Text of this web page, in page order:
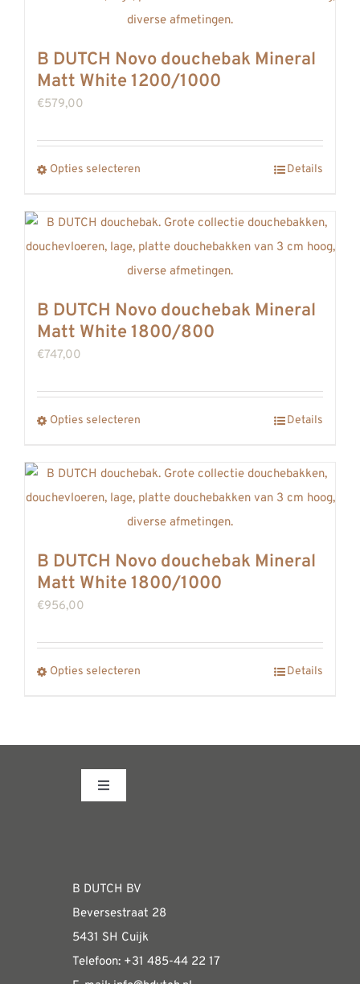
variaties.
optie
kan
B DUTCH Novo douchebak Mineral
Matt White 1200/1000
€579,00
Opties selecteren
heeft
meerdere
variaties.
optie
kan
Details
B DUTCH Novo douchebak Mineral
Matt White 1800/800
€747,00
Opties selecteren
heeft
meerdere
variaties.
optie
kan
Details
B DUTCH Novo douchebak Mineral
Matt White 1800/1000
€956,00
Opties selecteren
meerdere
worden
op
de
productpagina
Details
Toggle
WEBSHOP
Algemene informatie &
B DUTCH BV
Beversestraat 28
5431 SH Cuijk
Telefoon: +31 485-44 22 17